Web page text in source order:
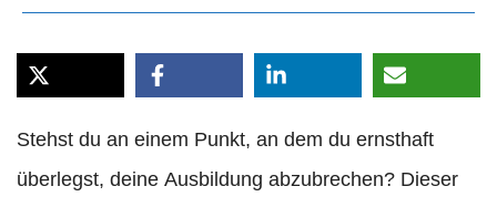
Stehst du an einem Punkt, an dem du ernsthaft
überlegst, deine Ausbildung abzubrechen? Dieser